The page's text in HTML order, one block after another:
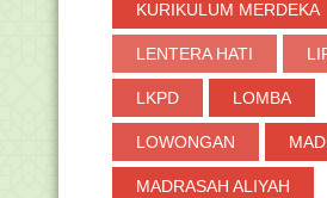
2018(264)
2017(371)
►2016(2)
KURIKULUM MERDEKA
LENTERA HATI
LKPD LOMBA
LOWONGAN
MADRASAH ALIYAH